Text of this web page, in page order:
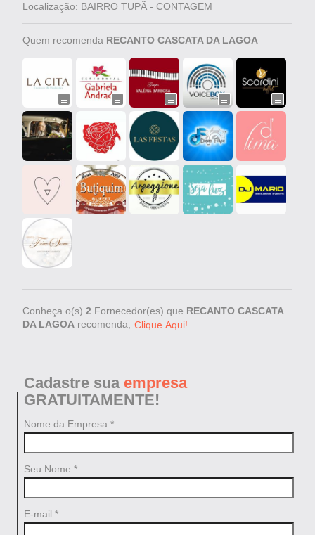
Localização: BAIRRO TUPÃ - CONTAGEM
Quem recomenda RECANTO CASCATA DA LAGOA
Conheça o(s)2 Fornecedor(es) que RECANTO CASCATA
DA LAGOA recomenda, Clique Aqui!
Cadastre sua empresa
GRATUITAMENTE!
Nome da Empresa:*
Seu Nome:*
E-mail:*